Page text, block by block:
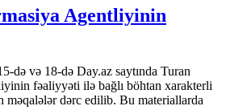
Agentliyinin
də və 18-də Day.az saytında Turan
fəaliyyəti ilə bağlı böhtan xarakterli
məqalələr dərc edilib. Bu materiallarda